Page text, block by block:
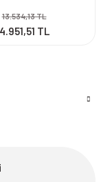
13.534,13 TL
4.951,51 TL